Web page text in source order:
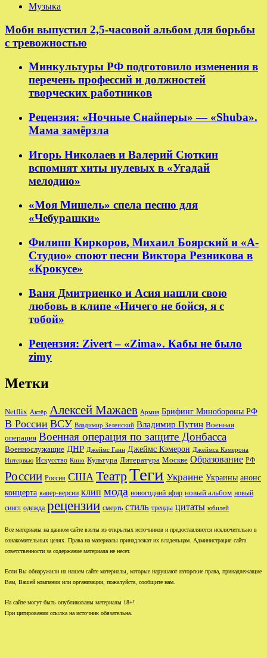
Музыка
Моби выпустил 2,5-часовой альбом для борьбы
с тревожностью
Минкультуры РФ подготовило изменения в
перечень профессий и должностей
творческих работников
Рецензия: «Ночные Снайперы» — «Shuba».
Мама замёрзла
Игорь Николаев и Валерий Сюткин
вспомнят хиты нулевых в «Угадай
мелодию»
«Моя Мишель» спела песню для
«Чебурашки»
Филипп Киркоров, Михаил Боярский и «А-
Студио» споют песни Виктора Резникова в
«Крокусе»
Ваня Дмитриенко и Асия нашли свою
любовь в клипе «Ничего не бойся, я с
тобой»
Рецензия: Zivert – «Zima». Кабы не было
zimy
Метки
Netflix Актёр Алексей Мажаев Армия Брифинг Минобороны РФ
В России ВСУ Владимир Зеленский Владимир Путин Военная
операция Военная операция по защите Донбасса
Военнослужащие ДНР Джеймс Ганн Джеймс Кэмерон Джеймса Кэмерона
Интервью Искусство Кино Культура Литература Москве Образование РФ
России Россия США ТеатрТеги Украине Украины анонс
концерта кавер-версии клип мода новогодний эфир новый альбом новый
сингл одежда рецензии смерть стиль тренды цитаты юбилей
Все материалы на данном сайте взяты из открытых источников и предоставляются исключительно в
ознакомительных целях. Права на материалы принадлежат их владельцам. Администрация сайта
ответственности за содержание материала не несет.
Если Вы обнаружили на нашем сайте материалы, которые нарушают авторские права, принадлежащие
Вам, Вашей компании или организации, пожалуйста, сообщите нам.
На сайте могут быть опубликованы материалы 18+!
При цитировании ссылка на источник обязательна.